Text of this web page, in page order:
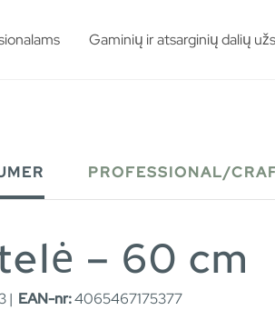
Gaminių ir atsarginių dalių
PROFESSIONAL/
– 60 cm
| EAN-nr:4065467175377